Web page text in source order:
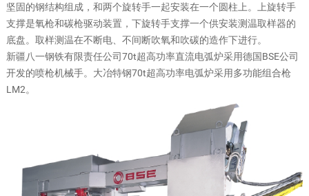
坚固的钢结构组成，和两个旋转手一起安装在一个圆柱上。上旋转手
支撑是氧枪和碳枪驱动装置，下旋转手支撑一个供安装测温取样器的
底盘。取样测温在不断电、不间断吹氧和吹碳的造作下进行。
新疆八一钢铁有限责任公司70t超高功率直流电弧炉采用德国BSE公司
开发的喷枪机械手。大冶特钢70t超高功率电弧炉采用多功能组合枪
LM2。